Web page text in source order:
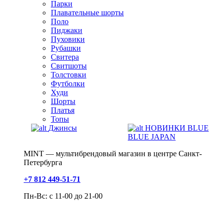
Парки
Плавательные шорты
Поло
Пиджаки
Пуховики
Рубашки
Свитера
Свитшоты
Толстовки
Футболки
Худи
Шорты
Платья
Топы
Джинсы
НОВИНКИ BLUE
BLUE JAPAN
MINT — мультибрендовый магазин в центре Санкт-
Петербурга
+7 812 449-51-71
Пн-Вс: с 11-00 до 21-00